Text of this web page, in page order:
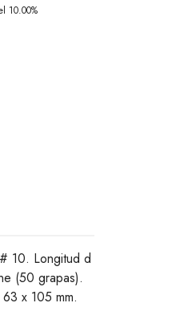
10.00%
10. Longitud d
(50 grapas).
x 105 mm.